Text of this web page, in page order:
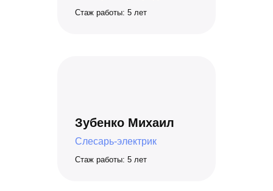
Стаж работы: 5 лет
Зубенко Михаил
Слесарь-электрик
Стаж работы: 5 лет